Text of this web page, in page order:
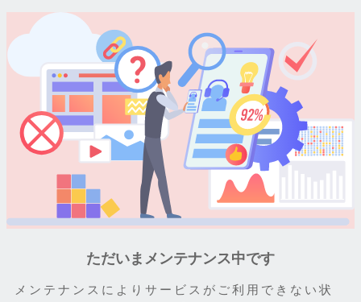
ただいまメンテナンス中です
メンテナンスによりサービスがご利用できない状